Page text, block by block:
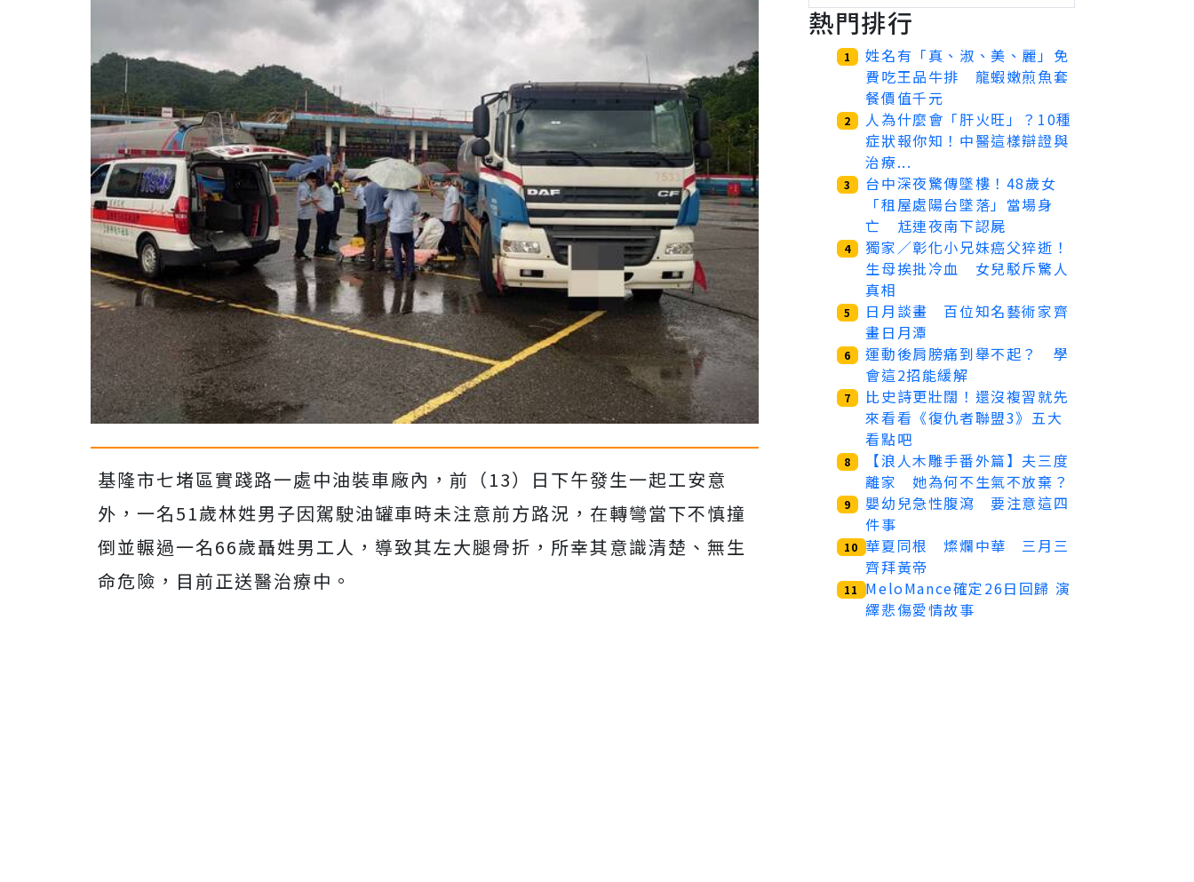
基隆市七堵區實踐路一處中油裝車廠內，前（13）日下午發生一起工安意
外，一名51歲林姓男子因駕駛油罐車時未注意前方路況，在轉彎當下不慎撞
倒並輾過一名66歲聶姓男工人，導致其左大腿骨折，所幸其意識清楚、無生
命危險，目前正送醫治療中。
熱門排行
1
姓名有「真、淑、美、麗」免
費吃王品牛排 龍蝦嫩煎魚套
餐價值千元
2
人為什麼會「肝火旺」？10種
症狀報你知！中醫這樣辯證與
治療...
3
台中深夜驚傳墜樓！48歲女
「租屋處陽台墜落」當場身
亡 尪連夜南下認屍
4
獨家／彰化小兄妹癌父猝逝！
生母挨批冷血 女兒駁斥驚人
真相
5
日月談畫 百位知名藝術家齊
畫日月潭
6
運動後肩膀痛到舉不起？ 學
會這2招能緩解
7
比史詩更壯闊！還沒複習就先
來看看《復仇者聯盟3》五大
看點吧
8
【浪人木雕手番外篇】夫三度
離家 她為何不生氣不放棄？
9
嬰幼兒急性腹瀉 要注意這四
件事
10 華夏同根 燦爛中華 三月三
齊拜黃帝
11
MeloMance確定26日回歸 演
繹悲傷愛情故事